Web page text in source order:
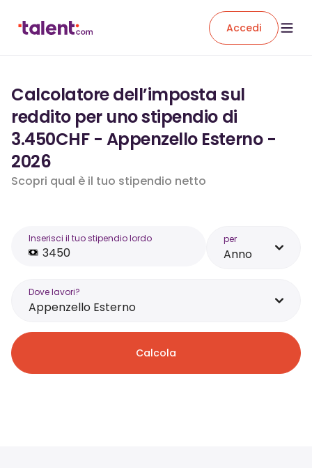
Accedi
Calcolatore dell’imposta sul
reddito per uno stipendio di
3.450CHF - Appenzello Esterno -
2026
Scopri qual è il tuo stipendio netto
Inserisci il tuo stipendio lordo per
Anno
Dove lavori?
Appenzello Esterno
Calcola